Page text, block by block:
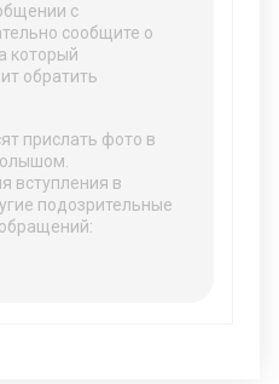
с
сообщите о
который
обратить
прислать фото в
вступления в
подозрительные